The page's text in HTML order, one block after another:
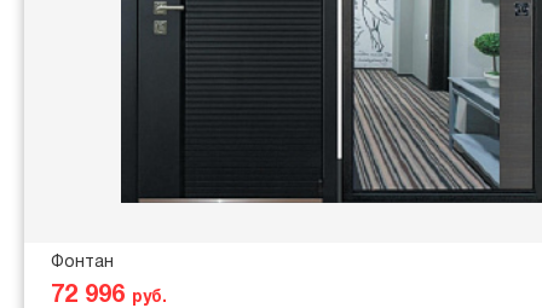
Фонтан
72 996 руб.